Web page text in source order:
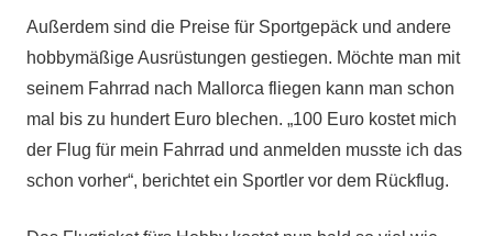
Außerdem sind die Preise für Sportgepäck und andere
hobbymäßige Ausrüstungen gestiegen. Möchte man mit
seinem Fahrrad nach Mallorca fliegen kann man schon
mal bis zu hundert Euro blechen. „100 Euro kostet mich
der Flug für mein Fahrrad und anmelden musste ich das
schon vorher“, berichtet ein Sportler vor dem Rückflug.